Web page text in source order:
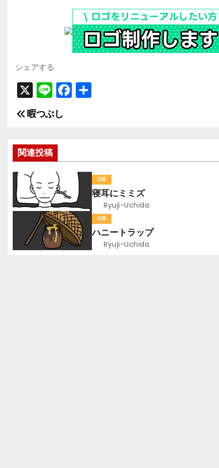
シェアする
X Li
n
e
F
a
o
o
k
投
ナ
ビ
ゲ
シ
暇つぶし
関連投稿
日常
寝耳にミミズ
Ryuji-Uchida
日常
ハニートラップ
Ryuji-Uchida